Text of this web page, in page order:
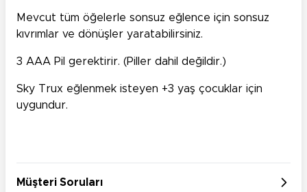
Mevcut tüm öğelerle sonsuz eğlence için sonsuz
kıvrımlar ve dönüşler yaratabilirsiniz.
3 AAA Pil gerektirir. (Piller dahil değildir.)
Sky Trux eğlenmek isteyen +3 yaş çocuklar için
uygundur.
Müşteri Soruları